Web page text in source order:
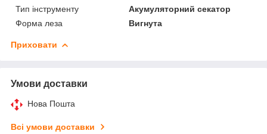
Тип інструменту
Акумуляторний секатор
Форма леза
Вигнута
Приховати
Умови доставки
Нова Пошта
Всі умови доставки